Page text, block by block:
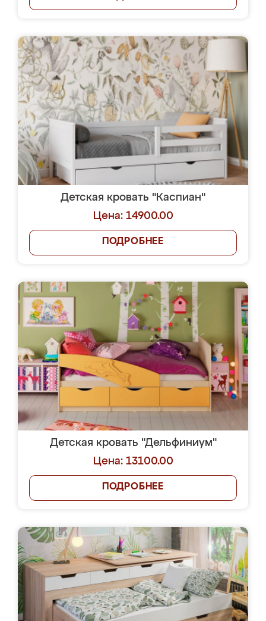
Детская кровать "Каспиан"
Цена: 14900.00
ПОДРОБНЕЕ
Детская кровать "Дельфиниум"
Цена: 13100.00
ПОДРОБНЕЕ